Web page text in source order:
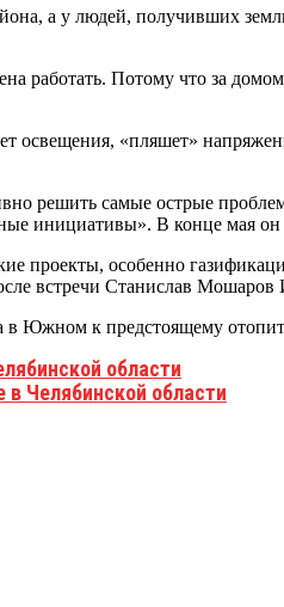
а у людей, получивших
работать. Потому что за
освещения, «пляшет»
решить самые острые
инициативы». В конце мая
проекты, особенно
встречи Станислав Мошаров
в Южном к предстоящему
области
Челябинской области